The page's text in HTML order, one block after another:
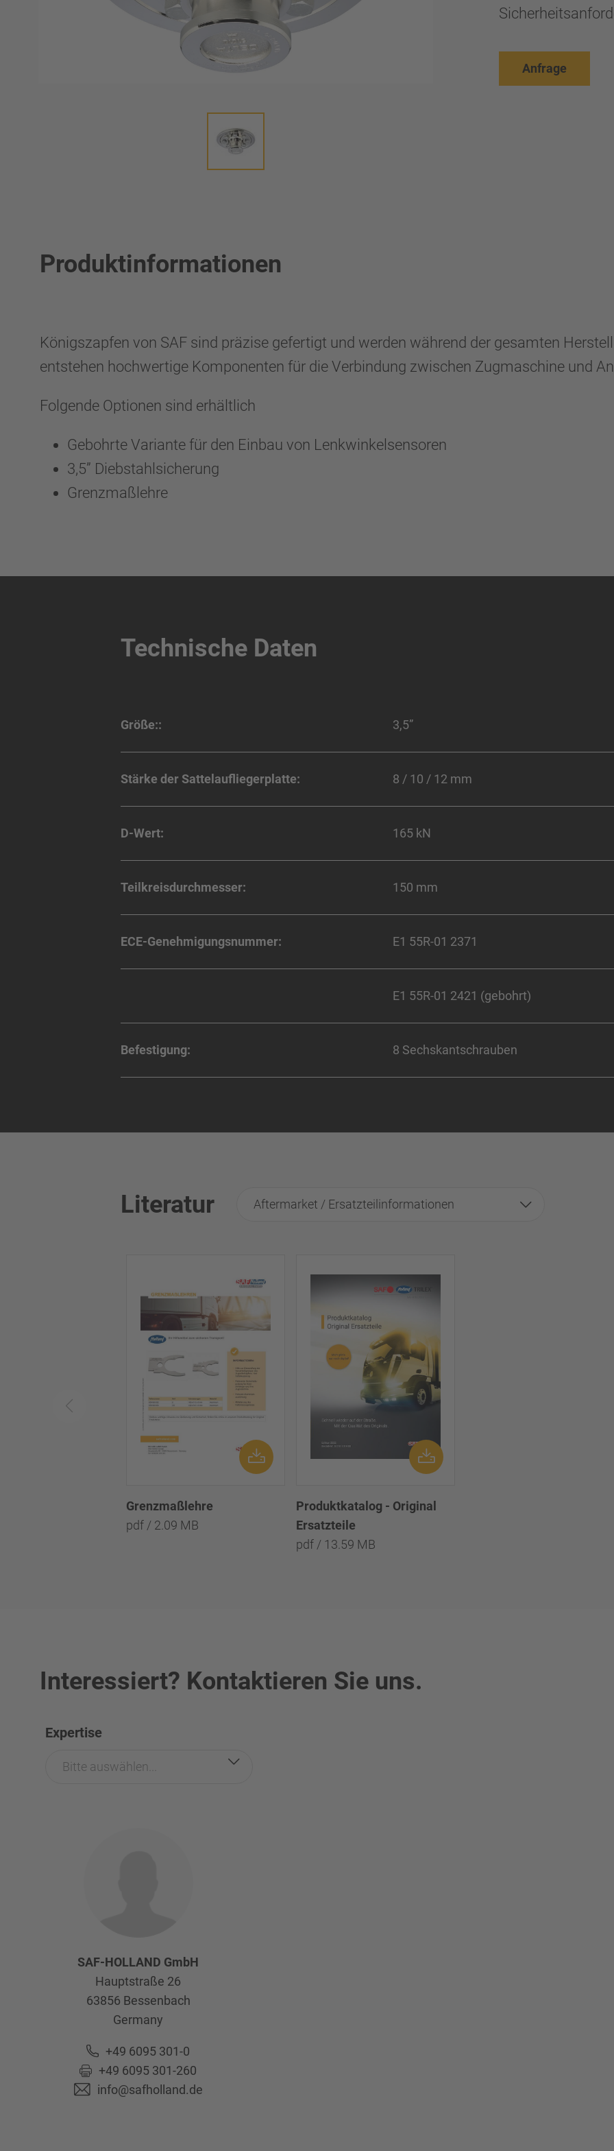
Anfrage
Produktinformationen
Königszapfen von SAF sind präzise gefertigt und werden während der gesamten
entstehen hochwertige Komponenten für die Verbindung zwischen Zugmaschine und
Folgende Optionen sind erhältlich
Gebohrte Variante für den Einbau von Lenkwinkelsensoren
3,5” Diebstahlsicherung
Grenzmaßlehre
Technische Daten
Größe:: 3,5”
Stärke der Sattelaufliegerplatte: 8 / 10 / 12 mm
D-Wert: 165 kN
Teilkreisdurchmesser: 150 mm
ECE-Genehmigungsnummer: E1 55R-01 2371
E1 55R-01 2421 (gebohrt)
Befestigung: 8 Sechskantschrauben
Literatur Aftermarket / Ersatzteilinformationen
Grenzmaßlehre
pdf / 2.09 MB
Produktkatalog - Original
Ersatzteile
pdf / 13.59 MB
Interessiert? Kontaktieren Sie uns.
Expertise
Bitte auswählen...
SAF-HOLLAND GmbH
Hauptstraße 26
63856 Bessenbach
Germany
+49 6095 301-0
+49 6095 301-260
info@safholland.de